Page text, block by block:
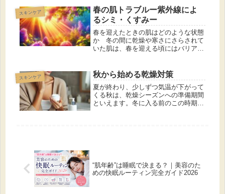
れら三つの要素が美しく整っているこ
とで、第一印象が格段に良くなり、自
信...
スキンケア
春の肌トラブルー紫外線によ
るシミ・くすみー
春を迎えたときの肌はどのような状態
か 冬の間に乾燥や寒さにさらされて
いた肌は、春を迎える頃にはバリア機
で、肌の水分バランスが崩れやすくな
り、トラブルを起こしやすい状態に。
また...
スキンケア 秋から始める乾燥対策
夏が終わり、少しずつ気温が下がって
くる秋は、乾燥シーズンへの準備期間
といえます。冬に入る前のこの時期か
“肌年齢”は睡眠で決まる？｜美容のた
めの快眠ルーティン完全ガイド2026